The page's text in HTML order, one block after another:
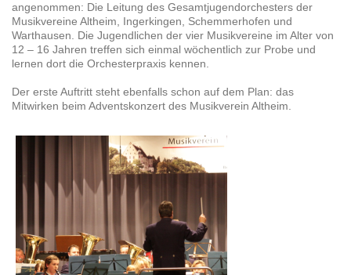
angenommen: Die Leitung des Gesamtjugendorchesters der
Musikvereine Altheim, Ingerkingen, Schemmerhofen und
Warthausen. Die Jugendlichen der vier Musikvereine im Alter von
12 – 16 Jahren treffen sich einmal wöchentlich zur Probe und
lernen dort die Orchesterpraxis kennen.
Der erste Auftritt steht ebenfalls schon auf dem Plan: das
Mitwirken beim Adventskonzert des Musikverein Altheim.